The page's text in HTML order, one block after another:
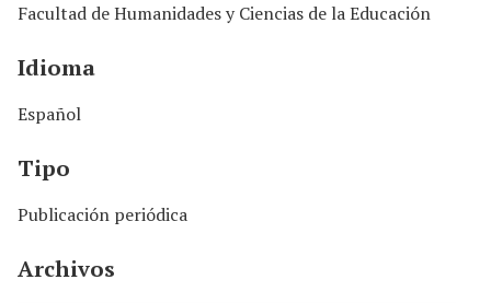
Facultad de Humanidades y Ciencias de la Educación
Idioma
Español
Tipo
Publicación periódica
Archivos